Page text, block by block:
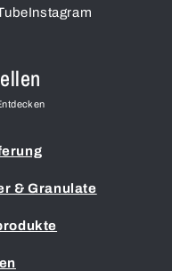
Instagram
& Granulate